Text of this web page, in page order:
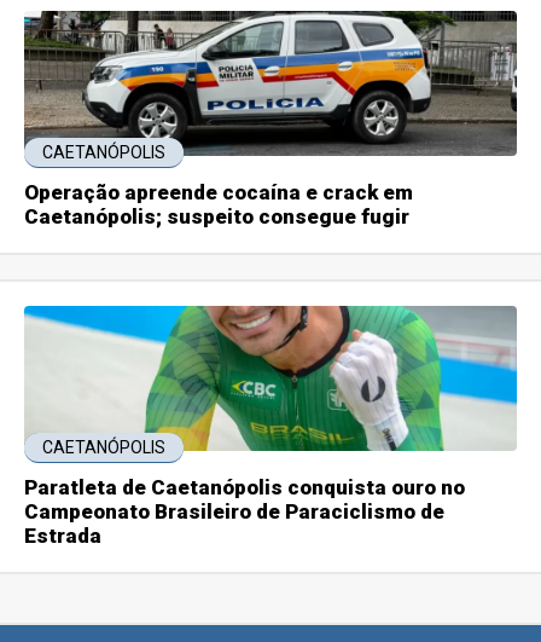
CAETANÓPOLIS
Operação apreende cocaína e crack em
Caetanópolis; suspeito consegue fugir
CAETANÓPOLIS
Paratleta de Caetanópolis conquista ouro no
Campeonato Brasileiro de Paraciclismo de
Estrada